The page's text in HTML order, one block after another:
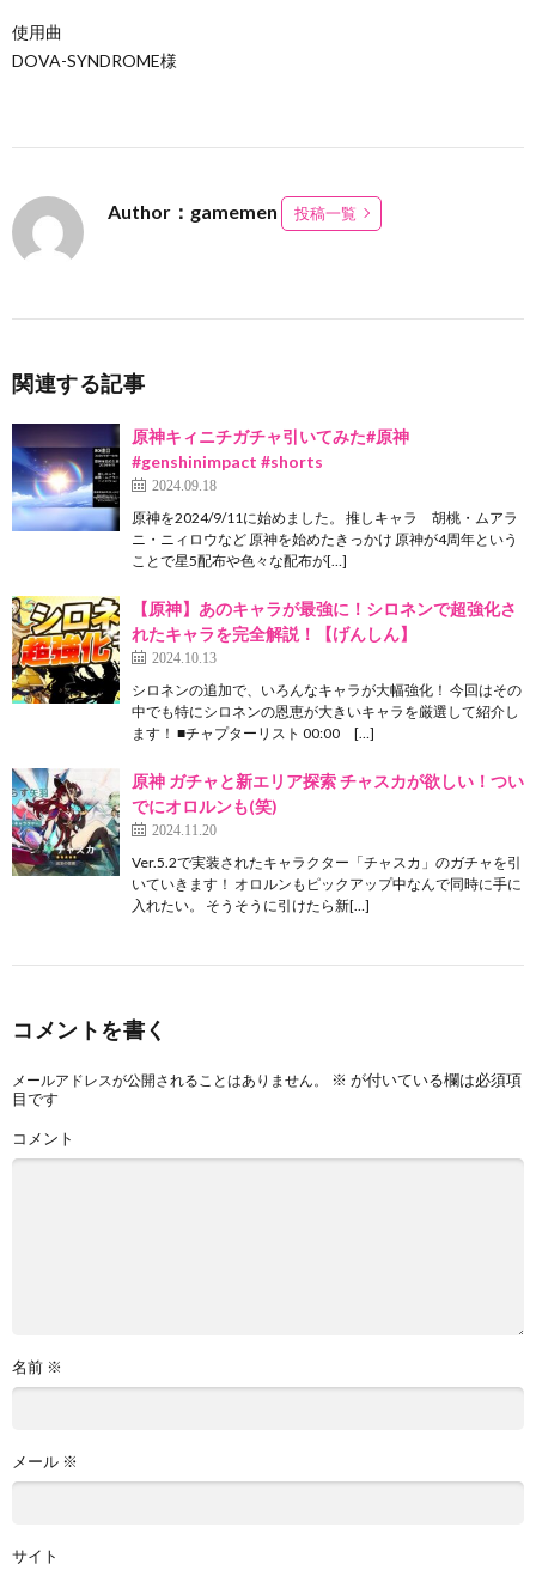
使用曲
DOVA-SYNDROME様
Author：gamemen 投稿一覧
関連する記事
原神キィニチガチャ引いてみた#原神
#genshinimpact #shorts
2024.09.18
原神を2024/9/11に始めました。 推しキャラ 胡桃・ムアラ
ニ・ニィロウなど 原神を始めたきっかけ 原神が4周年という
ことで星5配布や色々な配布が[…]
【原神】あのキャラが最強に！シロネンで超強化さ
れたキャラを完全解説！【げんしん】
2024.10.13
シロネンの追加で、いろんなキャラが大幅強化！ 今回はその
中でも特にシロネンの恩恵が大きいキャラを厳選して紹介し
ます！ ■チャプターリスト 00:00 […]
原神 ガチャと新エリア探索 チャスカが欲しい！つい
でにオロルンも(笑)
2024.11.20
Ver.5.2で実装されたキャラクター「チャスカ」のガチャを引
いていきます！ オロルンもピックアップ中なんで同時に手に
入れたい。 そうそうに引けたら新[…]
コメントを書く
メールアドレスが公開されることはありません。 ※ が付いている欄は必須項
目です
コメント
名前 ※
メール ※
サイト